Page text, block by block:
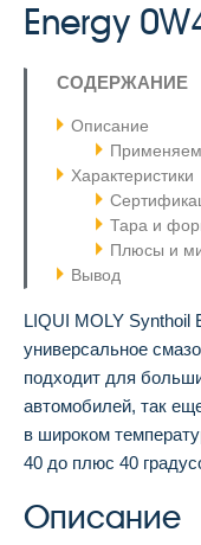
Energy
СОДЕРЖАНИЕ
Описание
Характеристики
Тара и
Плюсы и
Вывод
LIQUI MOLY
универсальное
подходит для
автомобилей, так
в широком
40 до плюс 40
Описание